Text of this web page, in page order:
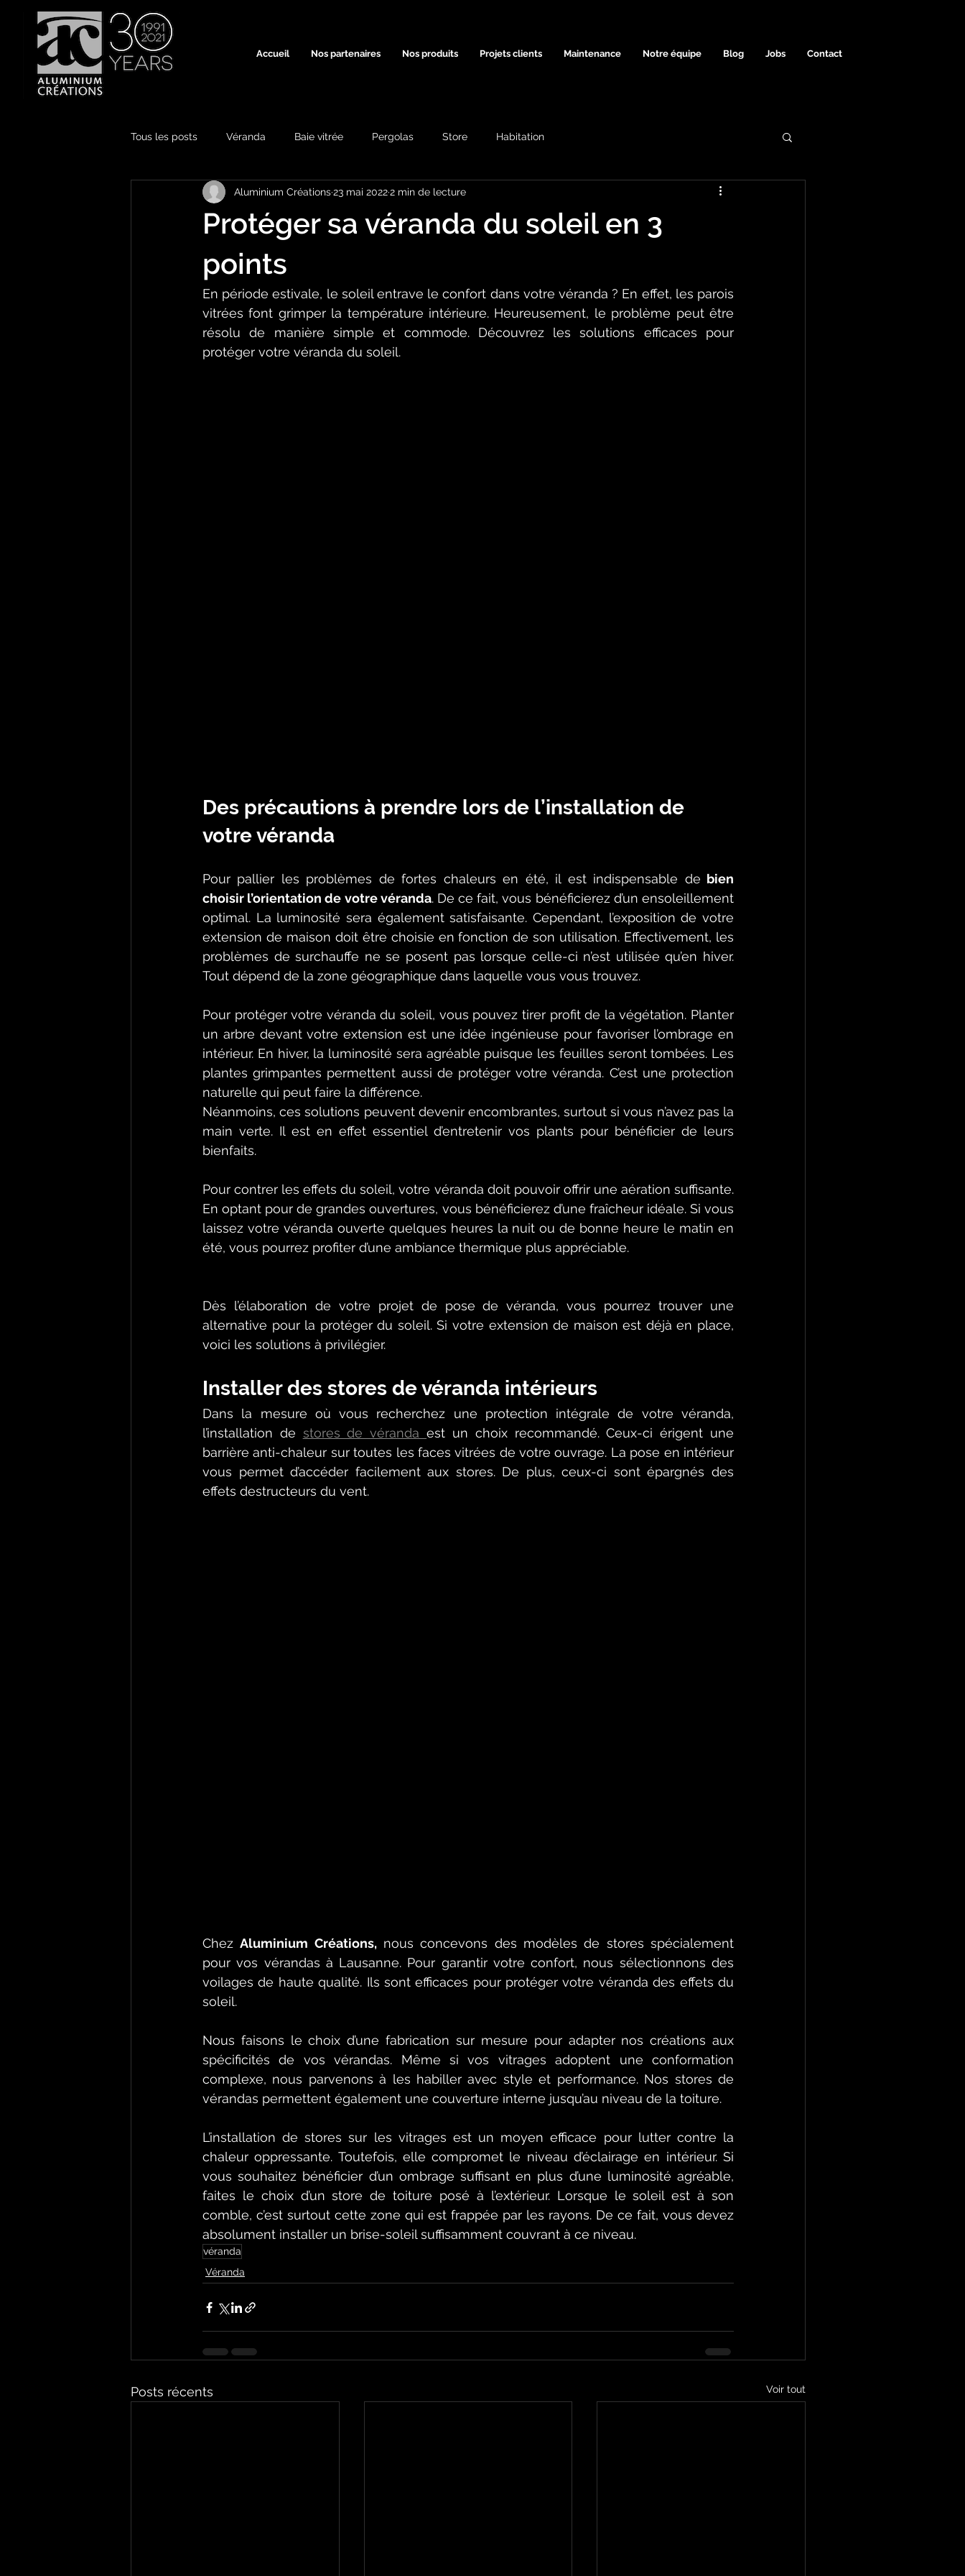
Accueil Nos partenaires Nos produits Projets clients Maintenance Notre équipe Blog Jobs Contact
Tous les posts Véranda Baie vitrée Pergolas Store Habitation
Protéger sa véranda du soleil en 3
points
Aluminium Créations23 mai 20222 min de lecture
En période estivale, le soleil entrave le confort dans votre véranda ? En effet, les parois
vitrées font grimper la température intérieure. Heureusement, le problème peut être
résolu de manière simple et commode. Découvrez les solutions efficaces pour
protéger votre véranda du soleil.
Des précautions à prendre lors de l’installation de
votre véranda
Pour pallier les problèmes de fortes chaleurs en été, il est indispensable de bien
choisir l’orientation de votre véranda. De ce fait, vous bénéficierez d’un ensoleillement
optimal. La luminosité sera également satisfaisante. Cependant, l’exposition de votre
extension de maison doit être choisie en fonction de son utilisation. Effectivement, les
problèmes de surchauffe ne se posent pas lorsque celle-ci n’est utilisée qu’en hiver.
Tout dépend de la zone géographique dans laquelle vous vous trouvez.
Pour protéger votre véranda du soleil, vous pouvez tirer profit de la végétation. Planter
un arbre devant votre extension est une idée ingénieuse pour favoriser l’ombrage en
intérieur. En hiver, la luminosité sera agréable puisque les feuilles seront tombées. Les
plantes grimpantes permettent aussi de protéger votre véranda. C’est une protection
naturelle qui peut faire la différence.
Néanmoins, ces solutions peuvent devenir encombrantes, surtout si vous n’avez pas la
main verte. Il est en effet essentiel d’entretenir vos plants pour bénéficier de leurs
bienfaits.
Pour contrer les effets du soleil, votre véranda doit pouvoir offrir une aération suffisante.
En optant pour de grandes ouvertures, vous bénéficierez d’une fraîcheur idéale. Si vous
laissez votre véranda ouverte quelques heures la nuit ou de bonne heure le matin en
été, vous pourrez profiter d’une ambiance thermique plus appréciable.
Dès l’élaboration de votre projet de pose de véranda, vous pourrez trouver une
alternative pour la protéger du soleil. Si votre extension de maison est déjà en place,
voici les solutions à privilégier.
Installer des stores de véranda intérieurs
Dans la mesure où vous recherchez une protection intégrale de votre véranda,
l’installation de stores de véranda est un choix recommandé. Ceux-ci érigent une
barrière anti-chaleur sur toutes les faces vitrées de votre ouvrage. La pose en intérieur
vous permet d’accéder facilement aux stores. De plus, ceux-ci sont épargnés des
effets destructeurs du vent.
Chez Aluminium Créations, nous concevons des modèles de stores spécialement
pour vos vérandas à Lausanne. Pour garantir votre confort, nous sélectionnons des
voilages de haute qualité. Ils sont efficaces pour protéger votre véranda des effets du
soleil.
Nous faisons le choix d’une fabrication sur mesure pour adapter nos créations aux
spécificités de vos vérandas. Même si vos vitrages adoptent une conformation
complexe, nous parvenons à les habiller avec style et performance. Nos stores de
vérandas permettent également une couverture interne jusqu’au niveau de la toiture.
L’installation de stores sur les vitrages est un moyen efficace pour lutter contre la
chaleur oppressante. Toutefois, elle compromet le niveau d’éclairage en intérieur. Si
vous souhaitez bénéficier d’un ombrage suffisant en plus d’une luminosité agréable,
faites le choix d’un store de toiture posé à l’extérieur. Lorsque le soleil est à son
comble, c’est surtout cette zone qui est frappée par les rayons. De ce fait, vous devez
absolument installer un brise-soleil suffisamment couvrant à ce niveau.
véranda
Véranda
Posts récents Voir tout